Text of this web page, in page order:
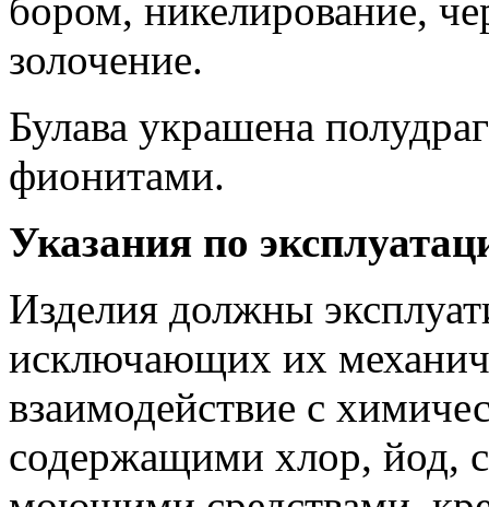
бором, никелирование,
золочение.
Булава украшена
фионитами.
Указания по
Изделия должны
исключающих их
взаимодействие с
содержащими хлор, йод,